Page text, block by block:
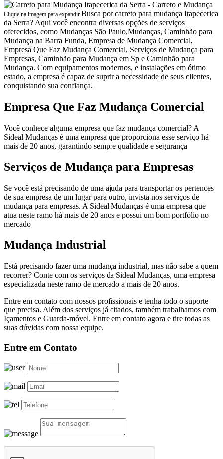
Clique na imagem para expandir Busca por carreto para mudança Itapecerica
da Serra? Aqui você encontra diversas opções de serviços
oferecidos, como Mudanças São Paulo,Mudanças, Caminhão para
Mudança na Barra Funda, Empresa de Mudança Comercial,
Empresa Que Faz Mudança Comercial, Serviços de Mudança para
Empresas, Caminhão para Mudança em Sp e Caminhão para
Mudança. Com equipamentos modernos, e instalações em ótimo
estado, a empresa é capaz de suprir a necessidade de seus clientes,
conquistando sua confiança.
Empresa Que Faz Mudança Comercial
Você conhece alguma empresa que faz mudança comercial? A
Sideal Mudanças é uma empresa que proporciona esse serviço há
mais de 20 anos, garantindo sempre qualidade e segurança
Serviços de Mudança para Empresas
Se você está precisando de uma ajuda para transportar os pertences
de sua empresa de um lugar para outro, invista nos serviços de
mudança para empresas. A Sideal Mudanças é uma empresa que
atua neste ramo há mais de 20 anos e possui um bom portfólio no
mercado
Mudança Industrial
Está precisando fazer uma mudança industrial, mas não sabe a quem
recorrer? Conte com os serviços da Sideal Mudanças, uma empresa
especializada neste ramo de mercado a mais de 20 anos.
Entre em contato com nossos profissionais e tenha todo o suporte
que precisa. Além dos serviços já citados, também trabalhamos com
Içamentos e Guarda-móvel. Entre em contato agora e tire todas as
suas dúvidas com nossa equipe.
Entre em Contato